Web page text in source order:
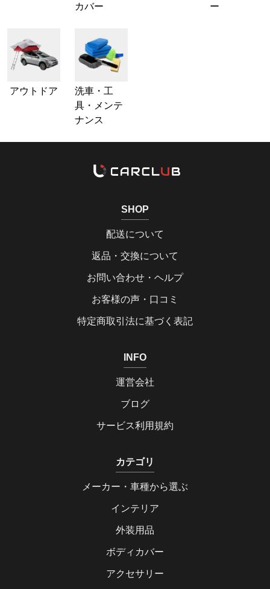
カバー
ー
アウトドア
洗車・工
具・メンテ
ナンス
SHOP
配送について
返品・交換について
お問い合わせ・ヘルプ
お客様の声・口コミ
特定商取引法に基づく表記
INFO
運営会社
ブログ
サービス利用規約
カテゴリ
メーカー・車種から選ぶ
インテリア
外装用品
ボディカバー
アクセサリー